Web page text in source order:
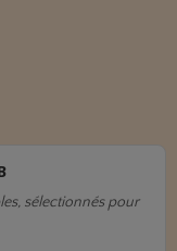
sélectionnés pour